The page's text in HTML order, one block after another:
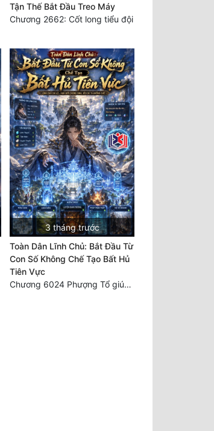
Tận Thế Bắt Đầu Treo Máy
Chương 2662: Cốt long tiểu đội
3 tháng trước
Toàn Dân Lĩnh Chủ: Bắt Đầu Từ
Con Số Không Chế Tạo Bất Hủ
Tiên Vực
Chương 6024 Phượng Tổ giúp ta! Mở lại luân hồi!